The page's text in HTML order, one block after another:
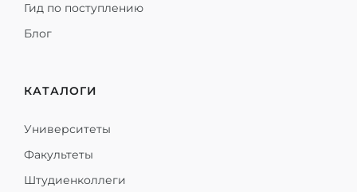
Гид по поступлению
Блог
КАТАЛОГИ
Университеты
Факультеты
Штудиенколлеги